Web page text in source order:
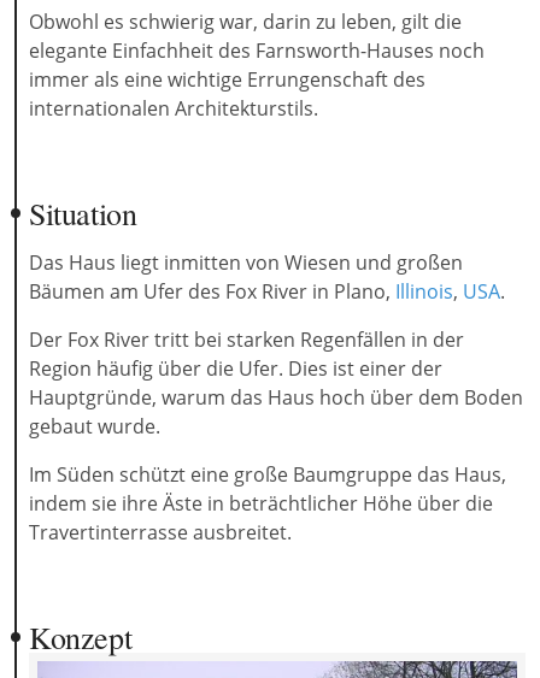
Obwohl es schwierig war, darin zu leben, gilt die
elegante Einfachheit des Farnsworth-Hauses noch
immer als eine wichtige Errungenschaft des
internationalen Architekturstils.
Situation
Das Haus liegt inmitten von Wiesen und großen
Bäumen am Ufer des Fox River in Plano, Illinois, USA.
Der Fox River tritt bei starken Regenfällen in der
Region häufig über die Ufer. Dies ist einer der
Hauptgründe, warum das Haus hoch über dem Boden
gebaut wurde.
Im Süden schützt eine große Baumgruppe das Haus,
indem sie ihre Äste in beträchtlicher Höhe über die
Travertinterrasse ausbreitet.
Konzept